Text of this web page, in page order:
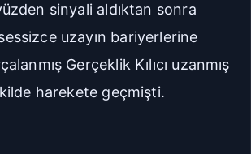
Düz Manga-TR
sinyali aldıktan sonra
uzayın bariyerlerine
Gerçeklik Kılıcı uzanmış
harekete geçmişti.